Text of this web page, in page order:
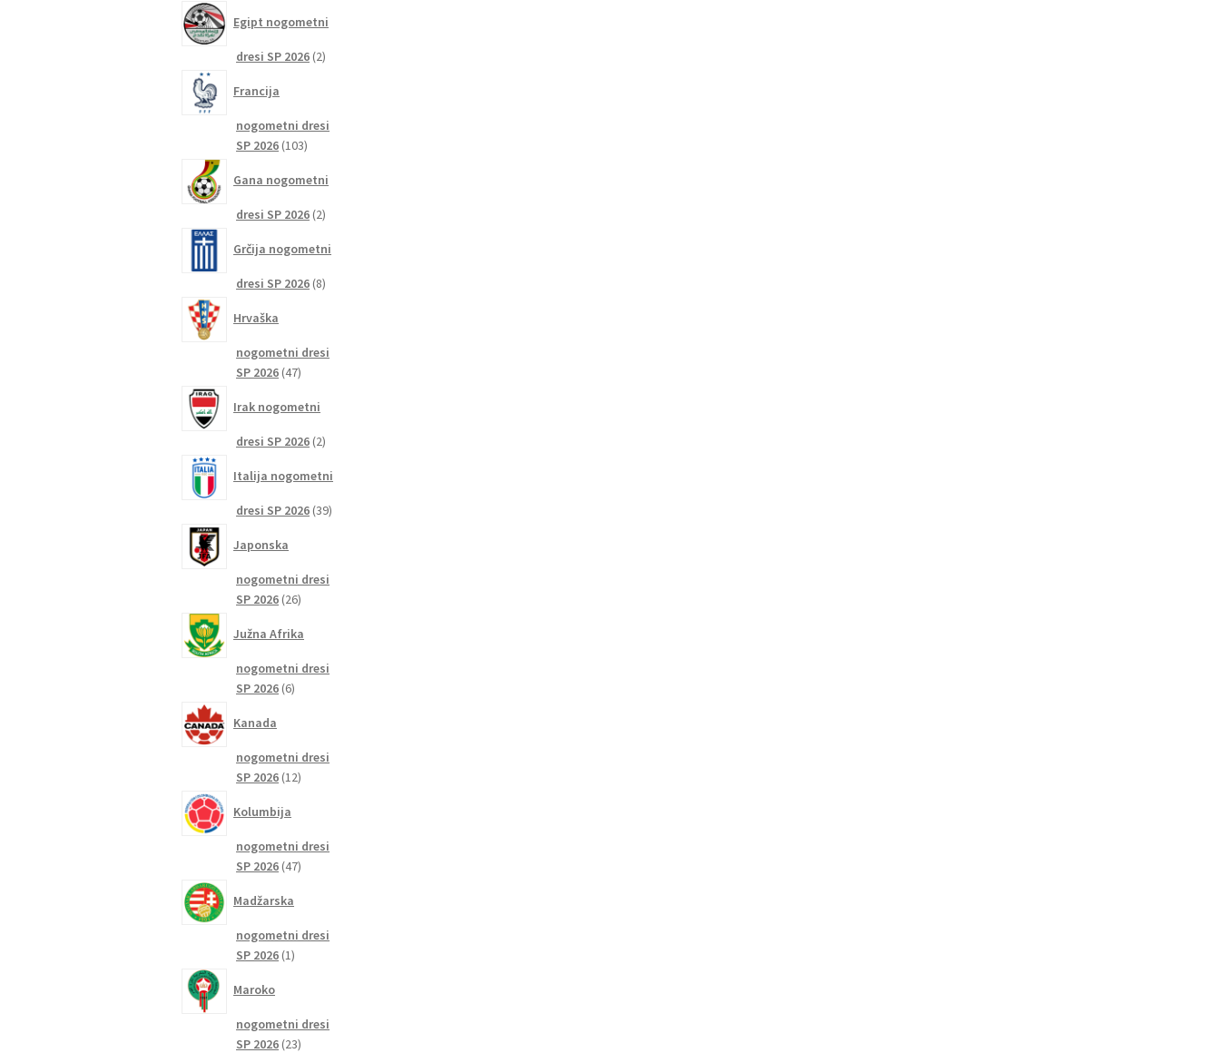
Egipt nogometni
dresi SP 2026 22
Francija
nogometni dresi
SP 2026 103103
Gana nogometni
dresi SP 2026 22
Grčija nogometni
dresi SP 2026 88
Hrvaška
nogometni dresi
SP 2026 4747
Irak nogometni
dresi SP 2026 22
Italija nogometni
dresi SP 2026 3939
Japonska
nogometni dresi
SP 2026 2626
Južna Afrika
nogometni dresi
SP 2026 66
Kanada
nogometni dresi
SP 2026 1212
Kolumbija
nogometni dresi
SP 2026 4747
Madžarska
nogometni dresi
SP 2026 11
Maroko
nogometni dresi
SP 2026 2323